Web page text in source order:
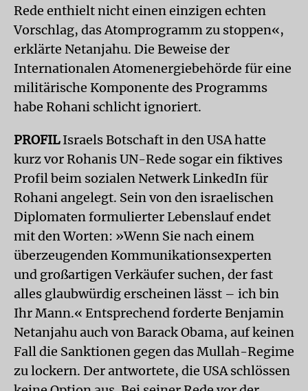
Rede enthielt nicht einen einzigen echten
Vorschlag, das Atomprogramm zu stoppen«,
erklärte Netanjahu. Die Beweise der
Internationalen Atomenergiebehörde für eine
militärische Komponente des Programms
habe Rohani schlicht ignoriert.
PROFILIsraels Botschaft in den USA hatte
kurz vor Rohanis UN-Rede sogar ein fiktives
Profil beim sozialen Netwerk LinkedIn für
Rohani angelegt. Sein von den israelischen
Diplomaten formulierter Lebenslauf endet
mit den Worten: »Wenn Sie nach einem
überzeugenden Kommunikationsexperten
und großartigen Verkäufer suchen, der fast
alles glaubwürdig erscheinen lässt – ich bin
Ihr Mann.« Entsprechend forderte Benjamin
Netanjahu auch von Barack Obama, auf keinen
Fall die Sanktionen gegen das Mullah-Regime
zu lockern. Der antwortete, die USA schlössen